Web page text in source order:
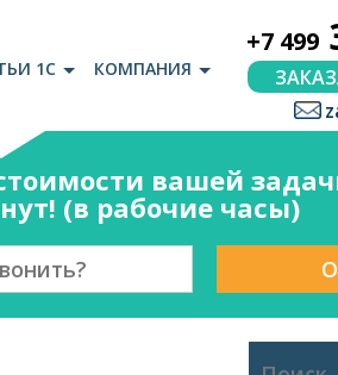
1С КОМПАНИЯ
+7 499
вашей
(в рабочие часы)